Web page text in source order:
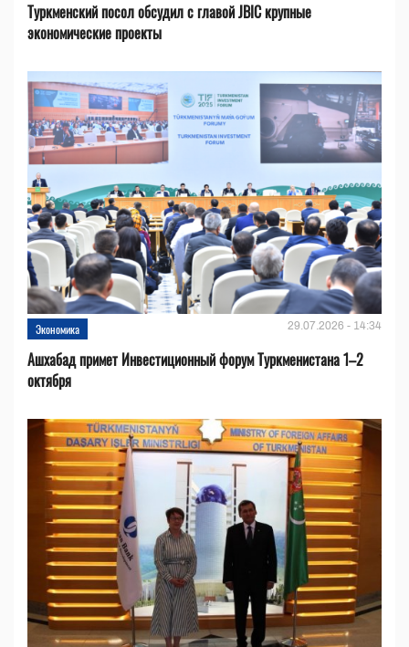
Туркменский посол обсудил с главой JBIC крупные
экономические проекты
Экономика 29.07.2026 - 14:34
Ашхабад примет Инвестиционный форум Туркменистана 1–2
октября